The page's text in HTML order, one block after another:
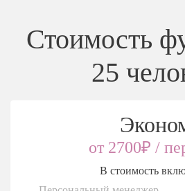
Стоимость
25
от 2700₽ /
В стоимость